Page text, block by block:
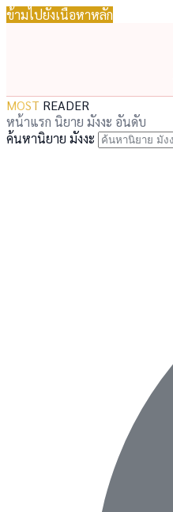
ข้ามไปยังเนื้อหาหลัก
MOST READER
หน้าแรก นิยาย มังงะ อันดับ
ค้นหานิยาย มังงะ